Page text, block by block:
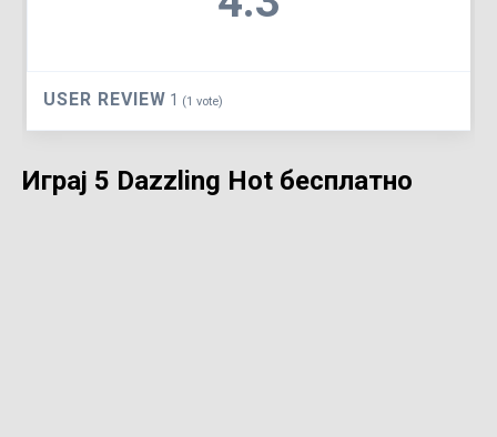
USER REVIEW 1 (1 vote)
Играј 5 Dazzling Hot бесплатно